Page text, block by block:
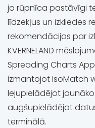
jo rūpnīca pastāvīgi
līdzekļus un izkliedes
rekomendācijas par
KVERNELAND
Spreading Charts
izmantojot IsoMatch
lejupielādējot
augšupielādējot
terminālā.